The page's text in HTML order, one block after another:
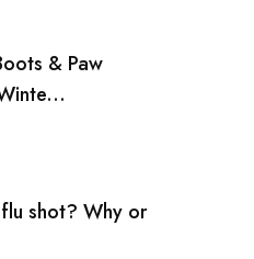
& Paw
shot? Why or